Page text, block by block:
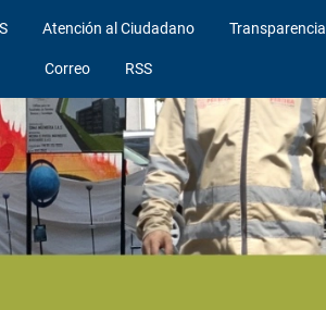
Atención al Ciudadano Transparencia
Correo RSS